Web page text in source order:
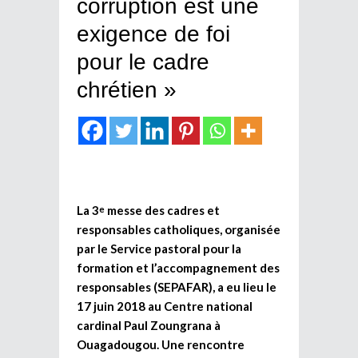
corruption est une
exigence de foi
pour le cadre
chrétien »
La 3e messe des cadres et
responsables catholiques, organisée
par le Service pastoral pour la
formation et l’accompagnement des
responsables (SEPAFAR), a eu lieu le
17 juin 2018 au Centre national
cardinal Paul Zoungrana à
Ouagadougou. Une rencontre